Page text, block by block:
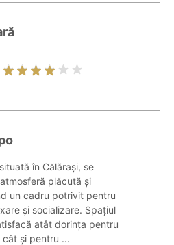
în Călărași, se
plăcută și
un cadru potrivit pentru
și socializare. Spațiul
atât dorința pentru
și pentru ...